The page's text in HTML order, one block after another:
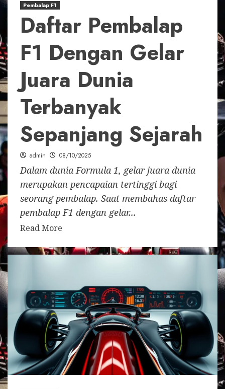
Pembalap F1
Daftar Pembalap
F1 Dengan Gelar
Juara Dunia
Terbanyak
Sepanjang Sejarah
admin 08/10/2025
Dalam dunia Formula 1, gelar juara dunia
merupakan pencapaian tertinggi bagi
seorang pembalap. Saat membahas daftar
pembalap F1 dengan gelar...
Read More